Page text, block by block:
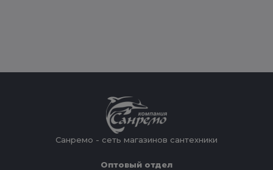
Санремо - сеть магазинов сантехники
Оптовый отдел